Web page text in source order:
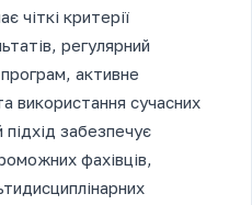
чіткі критерії
регулярний
активне
використання сучасних
підхід забезпечує
фахівців,